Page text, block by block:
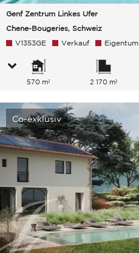
Genf Zentrum Linkes Ufer
Chene-Bougeries, Schweiz
V1353GE Verkauf Eigentum
570 m² 2 170 m²
Co-exklusiv